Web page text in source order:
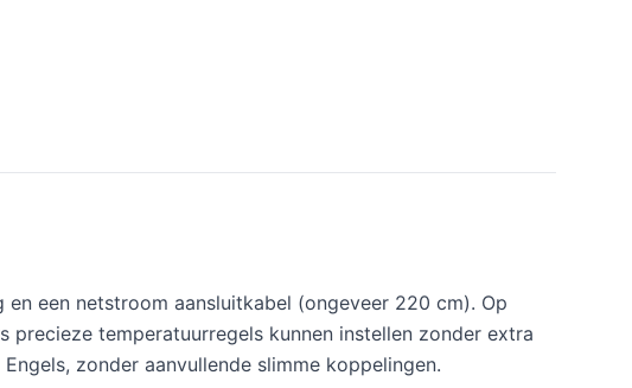
een netstroom aansluitkabel (ongeveer 220 cm). Op
temperatuurregels kunnen instellen zonder extra
zonder aanvullende slimme koppelingen.